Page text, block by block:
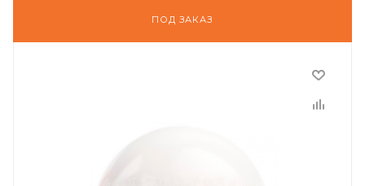
ПОД ЗАКАЗ